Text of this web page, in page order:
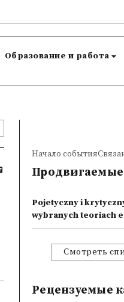
Образование и работа
Начало
Продвигаемые
Pojetyczny i
wybranych teoriach
Смотреть
Рецензуемые